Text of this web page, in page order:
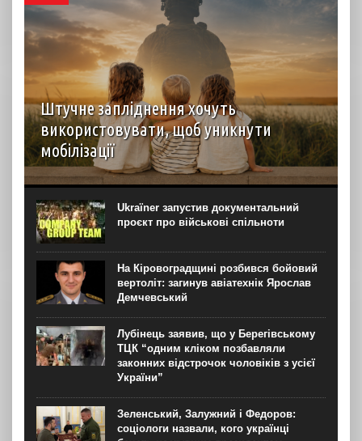
Штучне запліднення хочуть
використовувати, щоб уникнути
мобілізації
З початку повномасштабного вторгнення в Україні
з’явилися прицільні запити на ЕКЗ трьома ембріонами.
Попит на процедуру може бути пов’язаний із нормою
закону про відстрочку мобілізації батьків, що мають
троє...
Ukraїner запустив документальний
проєкт про військові спільноти
На Кіровоградщині розбився бойовий
вертоліт: загинув авіатехнік Ярослав
Демчевський
Лубінець заявив, що у Берегівському
ТЦК “одним кліком позбавляли
законних відстрочок чоловіків з усієї
України”
Зеленський, Залужний і Федоров:
соціологи назвали, кого українці